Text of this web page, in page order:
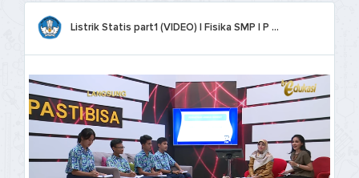
Listrik Statis part1 (VIDEO) | Fisika SMP | P ...